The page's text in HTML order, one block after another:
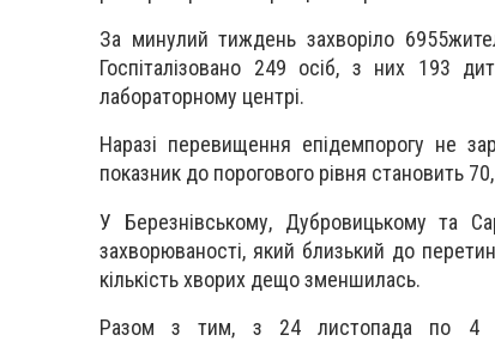
За минулий тиждень захворіло 6955
Госпіталізовано 249 осіб, з них 193
лабораторному центрі.
Наразі перевищення епідемпорогу не
показник до порогового рівня становить
У Березнівському, Дубровицькому та
захворюваності, який близький до
кількість хворих дещо зменшилась.
Разом з тим, з 24 листопада по 4